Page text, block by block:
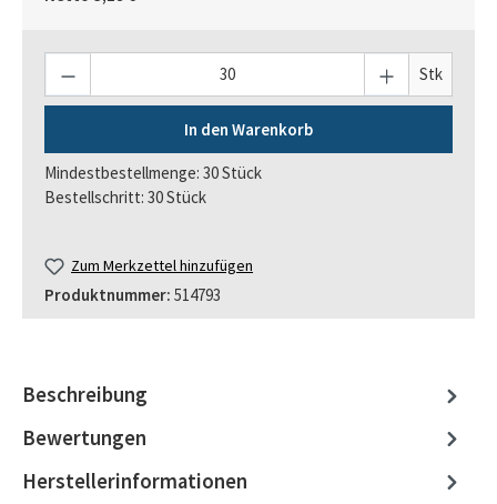
Stk
In den Warenkorb
Mindestbestellmenge: 30 Stück
Bestellschritt: 30 Stück
Zum Merkzettel hinzufügen
Produktnummer: 514793
Beschreibung
Bewertungen
Herstellerinformationen